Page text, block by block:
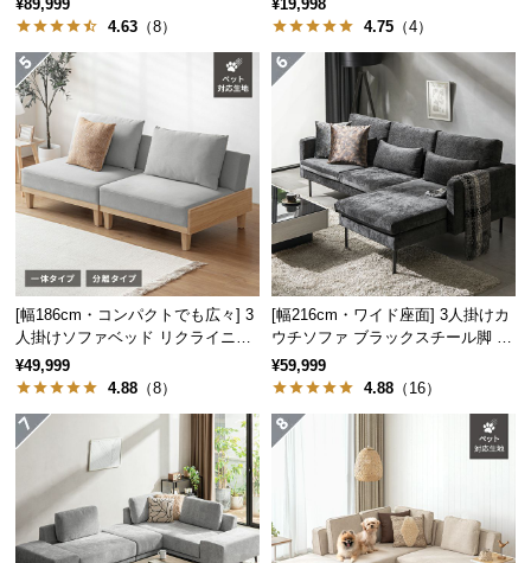
路
に
つ
い
て
品・
キ
ン
セ
ル
に
つ
い
証
に
¥89,999
4.63 （8）
¥19,998
4.75 （4）
[幅186cm・コンパクトでも広々] 3
人掛けソファベッド リクライニン
グ 天然木フレーム 北欧
¥49,999
4.88 （8）
[幅216cm・ワイド座面] 3人掛けカ
ウチソファ ブラックスチール脚 L
字 ホテルライク 高級感
¥59,999
4.88 （16）